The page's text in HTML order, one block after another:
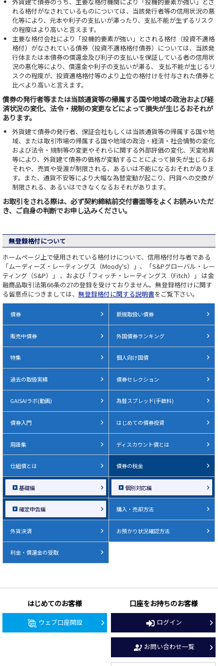
外貨建て債券のうち、主要な格付機関により「投機的要素が強い」とさ
れる格付がなされているものについては、当該発行者等の信用状況の悪
化等により、元本や利子の支払いが滞ったり、支払不能が生ずるリスク
の程度はより高いと言えます。
主要な格付会社により「投機的要素が強い」とされる格付（投資不適格
格付）がなされている債券（投資不適格格付債券）については、当該発
行体または本債券の償還金及び利子の支払いを保証している者の信用状
況の悪化等により、償還金や利子の支払いが滞る、 支払不能が生じるリ
スクの程度が、投資適格格付等のより上位の格付けを付与された債券と
比べより高いと言えます。
債券の発行者等または当該通貨等の帰属する国や地域の政治および経
済状況の変化、法令・規制の変更などによって損失が生じるおそれが
あります。
外貨建て債券の発行者、保証会社もしくは当該通貨等の帰属する国や地
域、または取引市場の帰属する国や地域の政治・経済・社会情勢の変化
および法令・規制等の変更やそれらに関する外部評価の変化、天変地異
等により、外貨建て債券の価格が変動することによって損失が生じるお
それや、売買や受渡が制限される、あるいは不能になるおそれがありま
す。また、通貨不安等により大幅な為替変動が起こり、円貨への交換が
制限される、あるいはできなくなるおそれがあります。
お取引をされる際は、必ず契約締結前交付書面等をよくお読みいただ
き、ご自身の判断でお申し込みください。
無登録格付について
ホームページ上で使用されている格付けについて、信用格付付与者である
「ムーディーズ・レーティングス（Moody's）」、「S&Pグローバル・レー
ティング（S&P）」 、および「フィッチ・レーティングス（Fitch）」 は金
融商品取引法第66条の27の登録を受けておりません。無登録格付けに関す
る留意点につきましては、 無登録格付に関する説明書をご覧下さい。
債券 新規取扱い債券
販売中債券 外国債券ランキング
特集 個人向け国債
過去の取扱実績 債券セレクション
GAISAIラボ(動画) 為替スプレッド(手数料)
債券入門 はじめての債券投資
用語集 ディスカウント債とは
仕組債とは 債券の税金
基礎編 個別対応編
確定申告編 購入・売却方法
外貨決済 お預かり状況確認方法
利金・償還金の受取
はじめてのお客様
ウェブ口座開設
口座をお持ちのお客様
ログイン
お問い合わせ一覧